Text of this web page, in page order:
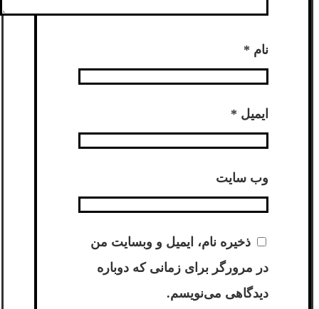
نام *
ایمیل *
وب‌ سایت
ذخیره نام، ایمیل و وبسایت من
در مرورگر برای زمانی که دوباره
دیدگاهی می‌نویسم.